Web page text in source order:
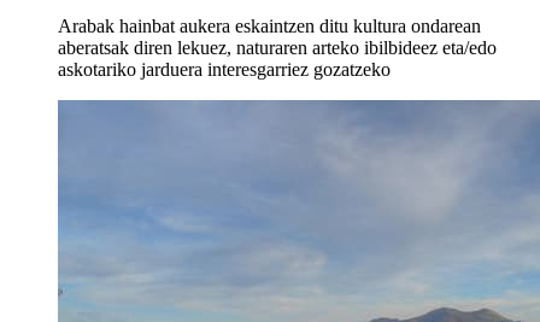
Arabak hainbat aukera eskaintzen ditu kultura ondarean
aberatsak diren lekuez, naturaren arteko ibilbideez eta/edo
askotariko jarduera interesgarriez gozatzeko